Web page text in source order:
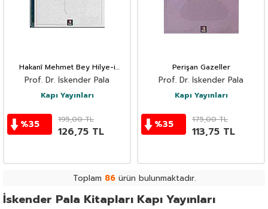
Hakanî Mehmet Bey Hilye-i
Saadet
Prof. Dr. İskender Pala
Kapı Yayınları
%35 195,00TL
126,75 TL
Perişan Gazeller
Prof. Dr. İskender Pala
Kapı Yayınları
%35 175,00TL
113,75 TL
Toplam 86ürün bulunmaktadır.
İskender Pala Kitapları Kapı Yayınları